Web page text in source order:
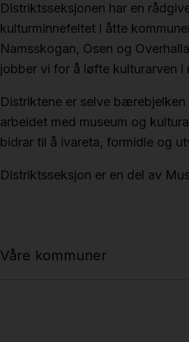
Distriktsseksjonen har en
kulturminnefeltet i åtte
Namsskogan, Osen og
jobber vi for å løfte kulturarven i
Distriktene er selve
arbeidet med museum og
bidrar til å ivareta, formidle og
Distriktsseksjon er en del av
Våre kommuner